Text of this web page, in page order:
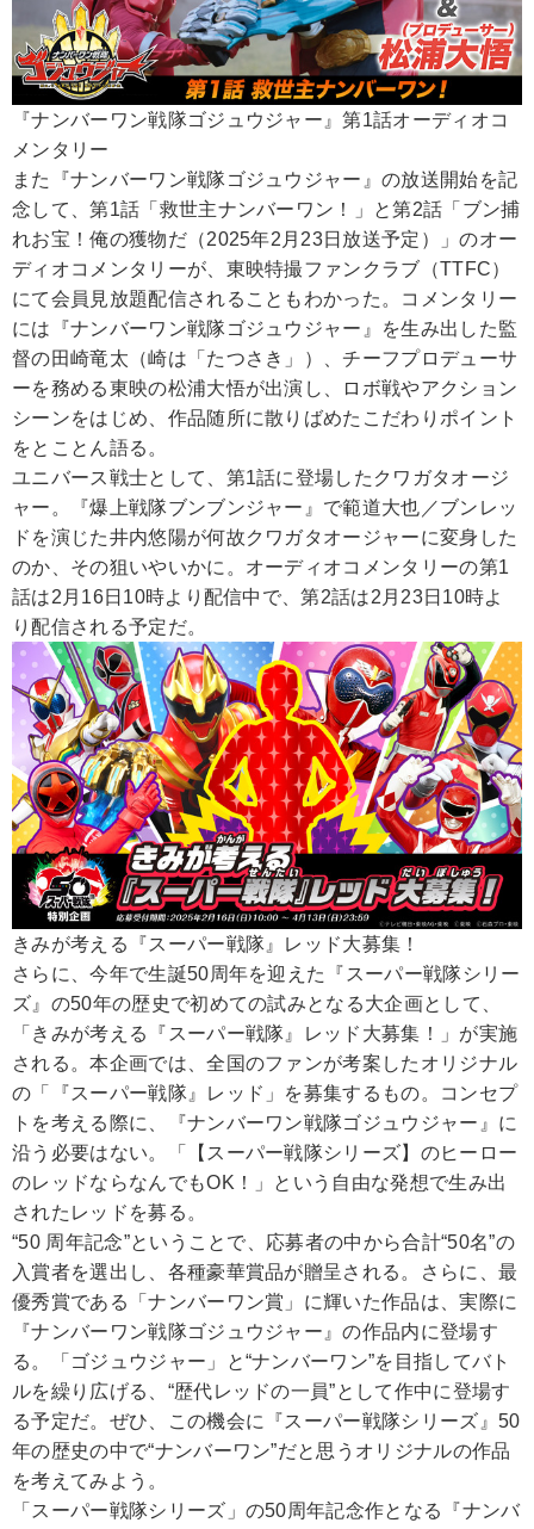
『ナンバーワン戦隊ゴジュウジャー』第1話オーディオコ
メンタリー
また『ナンバーワン戦隊ゴジュウジャー』の放送開始を記
念して、第1話「救世主ナンバーワン！」と第2話「ブン捕
れお宝！俺の獲物だ（2025年2月23日放送予定）」のオー
ディオコメンタリーが、東映特撮ファンクラブ（TTFC）
にて会員見放題配信されることもわかった。コメンタリー
には『ナンバーワン戦隊ゴジュウジャー』を生み出した監
督の田崎竜太（崎は「たつさき」）、チーフプロデューサ
ーを務める東映の松浦大悟が出演し、ロボ戦やアクション
シーンをはじめ、作品随所に散りばめたこだわりポイント
をとことん語る。
ユニバース戦士として、第1話に登場したクワガタオージ
ャー。『爆上戦隊ブンブンジャー』で範道大也／ブンレッ
ドを演じた井内悠陽が何故クワガタオージャーに変身した
のか、その狙いやいかに。オーディオコメンタリーの第1
話は2月16日10時より配信中で、第2話は2月23日10時よ
り配信される予定だ。
きみが考える『スーパー戦隊』レッド大募集！
さらに、今年で生誕50周年を迎えた『スーパー戦隊シリー
ズ』の50年の歴史で初めての試みとなる大企画として、
「きみが考える『スーパー戦隊』レッド大募集！」が実施
される。本企画では、全国のファンが考案したオリジナル
の「『スーパー戦隊』レッド」を募集するもの。コンセプ
トを考える際に、『ナンバーワン戦隊ゴジュウジャー』に
沿う必要はない。「【スーパー戦隊シリーズ】のヒーロー
のレッドならなんでもOK！」という自由な発想で生み出
されたレッドを募る。
“50 周年記念”ということで、応募者の中から合計“50名”の
入賞者を選出し、各種豪華賞品が贈呈される。さらに、最
優秀賞である「ナンバーワン賞」に輝いた作品は、実際に
『ナンバーワン戦隊ゴジュウジャー』の作品内に登場す
る。「ゴジュウジャー」と“ナンバーワン”を目指してバト
ルを繰り広げる、“歴代レッドの一員”として作中に登場す
る予定だ。ぜひ、この機会に『スーパー戦隊シリーズ』50
年の歴史の中で“ナンバーワン”だと思うオリジナルの作品
を考えてみよう。
「スーパー戦隊シリーズ」の50周年記念作となる『ナンバ